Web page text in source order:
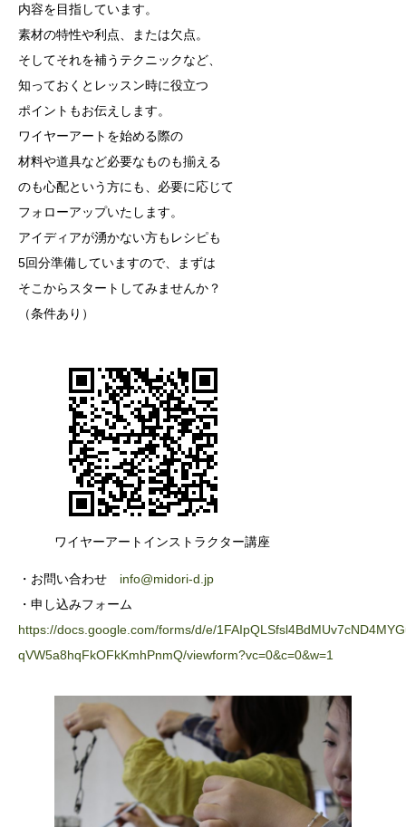
内容を目指しています。
素材の特性や利点、または欠点。
そしてそれを補うテクニックなど、
知っておくとレッスン時に役立つ
ポイントもお伝えします。
ワイヤーアートを始める際の
材料や道具など必要なものも揃える
のも心配という方にも、必要に応じて
フォローアップいたします。
アイディアが湧かない方もレシピも
5回分準備していますので、まずは
そこからスタートしてみませんか？
（条件あり）
ワイヤーアートインストラクター講座
・お問い合わせ info@midori-d.jp
・申し込みフォーム
https://docs.google.com/forms/d/e/
qVW5a8hqFkOFkKmhPnmQ/viewform?vc=0&c=0&w=1